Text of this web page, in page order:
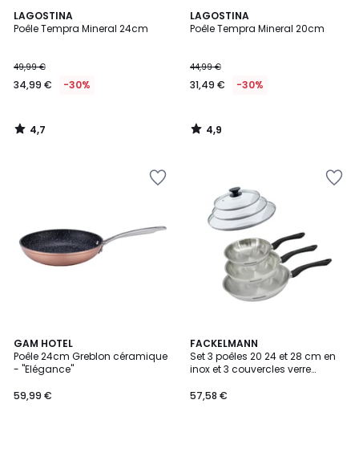
LAGOSTINA
Poêle Tempra Mineral 24cm
49,99 €
34,99 € -30%
4,7
/ 5
4,7
/
LAGOSTINA
Poêle Tempra Mineral 20cm
44,99 €
31,49 € -30%
4,9
/ 5
4,9
/
GAM HOTEL
Poêle 24cm Greblon céramique
- "Elégance"
59,99 €
FACKELMANN
Set 3 poêles 20 24 et 28 cm en
inox et 3 couvercles verre
57,58 €